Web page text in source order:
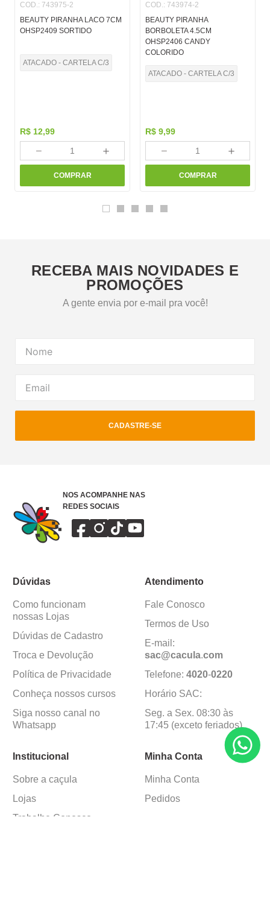
COD.: 743975-2
BEAUTY PIRANHA LACO 7CM
OHSP2409 SORTIDO
ATACADO - CARTELA C/3
R$ 12,99
＋
－
COMPRAR
COD.: 743974-2
BEAUTY PIRANHA
BORBOLETA 4.5CM
OHSP2406 CANDY
COLORIDO
ATACADO - CARTELA C/3
R$ 9,99
＋
－
COMPRAR
RECEBA MAIS NOVIDADES E
PROMOÇÕES
A gente envia por e-mail pra você!
CADASTRE-SE
NOS ACOMPANHE NAS
REDES SOCIAIS
Dúvidas
Como funcionam
nossas Lojas
Dúvidas de Cadastro
Troca e Devolução
Política de Privacidade
Conheça nossos cursos
Siga nosso canal no
Whatsapp
Atendimento
Fale Conosco
Termos de Uso
E-mail:
sac@cacula.com
Telefone: 4020-0220
Horário SAC:
Seg. a Sex. 08:30 às
17:45 (exceto feriados)
Institucional
Sobre a caçula
Lojas
Trabalhe Conosco
Minha Conta
Minha Conta
Pedidos